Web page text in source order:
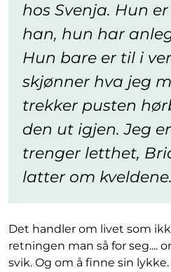
hos Svenja. Hun
han, hun har
Hun bare er til i
skjønner hva jeg
trekker pusten
den ut igjen. Jeg
trenger letthet,
latter om kveldene.
Det handler om livet som
retningen man så for seg....
svik. Og om å finne sin lykke.